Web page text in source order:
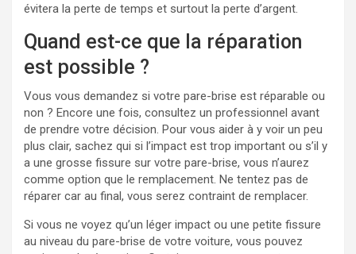
évitera la perte de temps et surtout la perte d’argent.
Quand est-ce que la réparation
est possible ?
Vous vous demandez si votre pare-brise est réparable ou
non ? Encore une fois, consultez un professionnel avant
de prendre votre décision. Pour vous aider à y voir un peu
plus clair, sachez qui si l’impact est trop important ou s’il y
a une grosse fissure sur votre pare-brise, vous n’aurez
comme option que le remplacement. Ne tentez pas de
réparer car au final, vous serez contraint de remplacer.
Si vous ne voyez qu’un léger impact ou une petite fissure
au niveau du pare-brise de votre voiture, vous pouvez